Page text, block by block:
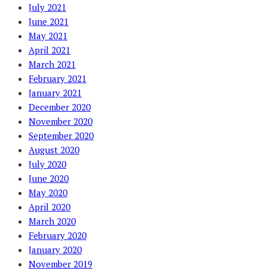
July 2021
June 2021
May 2021
April 2021
March 2021
February 2021
January 2021
December 2020
November 2020
September 2020
August 2020
July 2020
June 2020
May 2020
April 2020
March 2020
February 2020
January 2020
November 2019